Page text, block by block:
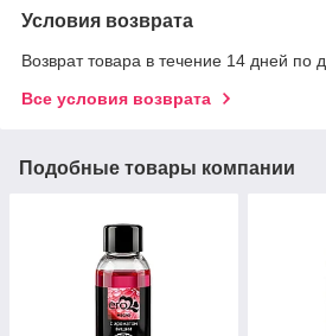
Условия возврата
Возврат товара в течение 14 дней по
Все условия возврата
Подобные товары компании